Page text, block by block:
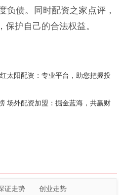
负债。同时配资之家点评，
护自己的合法权益。
太阳配资：专业平台，助您把握投
场外配资加盟：掘金蓝海，共赢财
证走势 创业走势